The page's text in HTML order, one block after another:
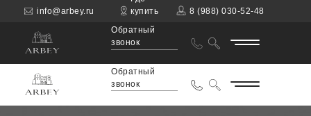
купить
8 (988) 030-52-48
info@arbey.ru
Обратный
звонок
Обратный
звонок